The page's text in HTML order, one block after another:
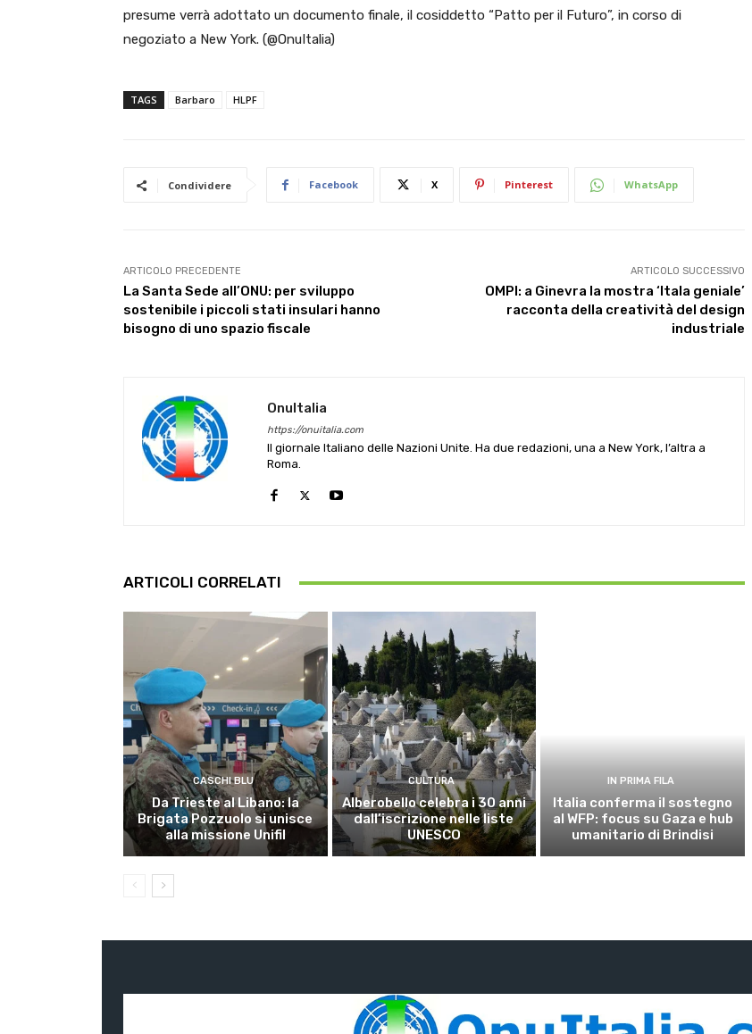
presume verrà adottato un documento finale, il cosiddetto “Patto per il Futuro”, in corso di
negoziato a New York. (@OnuItalia)
TAGS Barbaro HLPF
Condividere Facebook X Pinterest WhatsApp
ARTICOLO PRECEDENTE
La Santa Sede all’ONU: per sviluppo
sostenibile i piccoli stati insulari hanno
bisogno di uno spazio fiscale
ARTICOLO SUCCESSIVO
OMPI: a Ginevra la mostra ‘Itala geniale’
racconta della creatività del design
industriale
OnuItalia
https://onuitalia.com
Il giornale Italiano delle Nazioni Unite. Ha due redazioni, una a New York, l’altra a
Roma.
ARTICOLI CORRELATI
CASCHI BLU
Da Trieste al Libano: la
Brigata Pozzuolo si unisce
alla missione Unifil
CULTURA
Alberobello celebra i 30 anni
dall’iscrizione nelle liste
UNESCO
IN PRIMA FILA
Italia conferma il sostegno
al WFP: focus su Gaza e hub
umanitario di Brindisi